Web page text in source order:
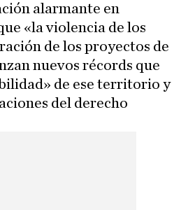
alarmante en
«la violencia de los
de los proyectos de
nuevos récords que
de ese territorio y
del derecho